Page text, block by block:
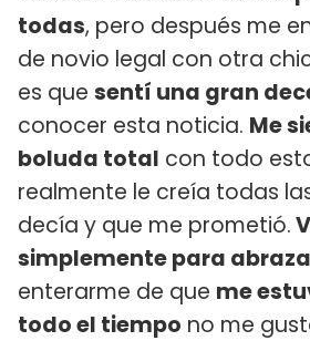
todas, pero después me
de novio legal con otra
es que sentí una gran
conocer esta noticia. Me
boluda total con todo
realmente le creía todas
decía y que me prometió.
simplemente para
enterarme de que me
todo el tiempo no me